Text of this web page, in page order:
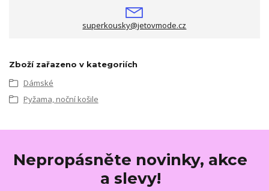
superkousky@jetovmode.cz
Zboží zařazeno v kategoriích
Dámské
Pyžama, noční košile
Nepropásněte novinky, akce
a slevy!